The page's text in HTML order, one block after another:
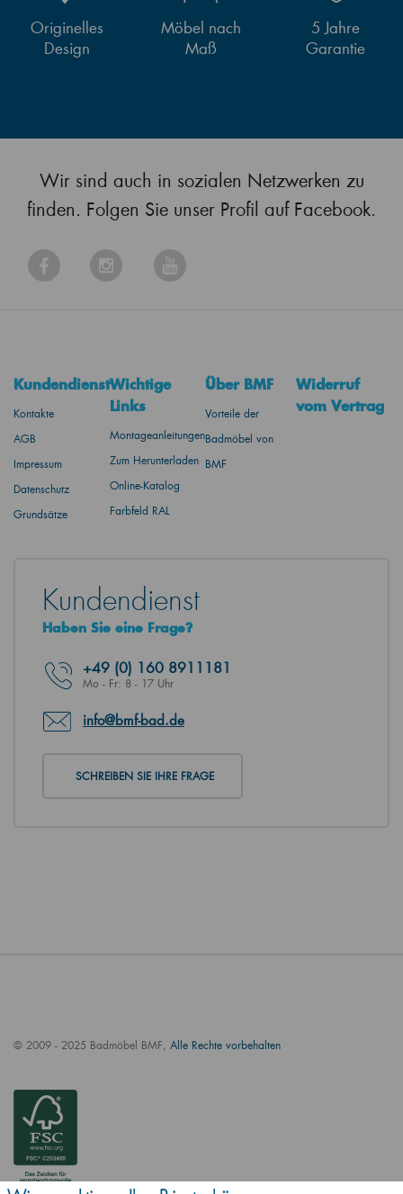
Originelles
Design
Möbel nach
Maß
5 Jahre
Garantie
Wir sind auch in sozialen Netzwerken zu
finden. Folgen Sie unser Profil auf Facebook.
Kundendienst
Kontakte
AGB
Impressum
Datenschutz
Grundsätze
Wichtige
Links
Montageanleitungen
Zum Herunterladen
Online-Katalog
Farbfeld RAL
Über BMF
Vorteile der
Badmöbel von
BMF
Widerruf
vom Vertrag
Kundendienst
Haben Sie eine Frage?
+49 (0) 160 8911181
Mo - Fr: 8 - 17 Uhr
info@bmf-bad.de
SCHREIBEN SIE IHRE FRAGE
© 2009 - 2025 Badmöbel BMF, Alle Rechte vorbehalten